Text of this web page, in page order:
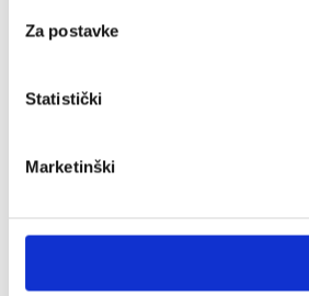
Za postavke
Statistički
Marketinški